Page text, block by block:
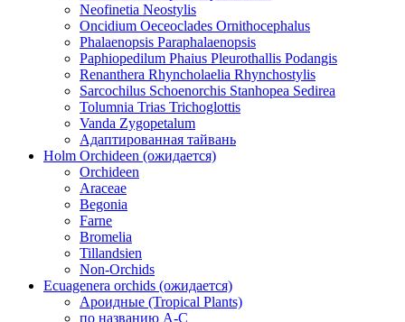
Neofinetia Neostylis
Oncidium Oeceoclades Ornithocephalus
Phalaenopsis Paraphalaenopsis
Paphiopedilum Phaius Pleurothallis Podangis
Renanthera Rhyncholaelia Rhynchostylis
Sarcochilus Schoenorchis Stanhopea Sedirea
Tolumnia Trias Trichoglottis
Vanda Zygopetalum
Адаптированная тайвань
Holm Orchideen (ожидается)
Orchideen
Araceae
Begonia
Farne
Bromelia
Tillandsien
Non-Orchids
Ecuagenera orchids (ожидается)
Ароидные (Tropical Plants)
по названию A-C